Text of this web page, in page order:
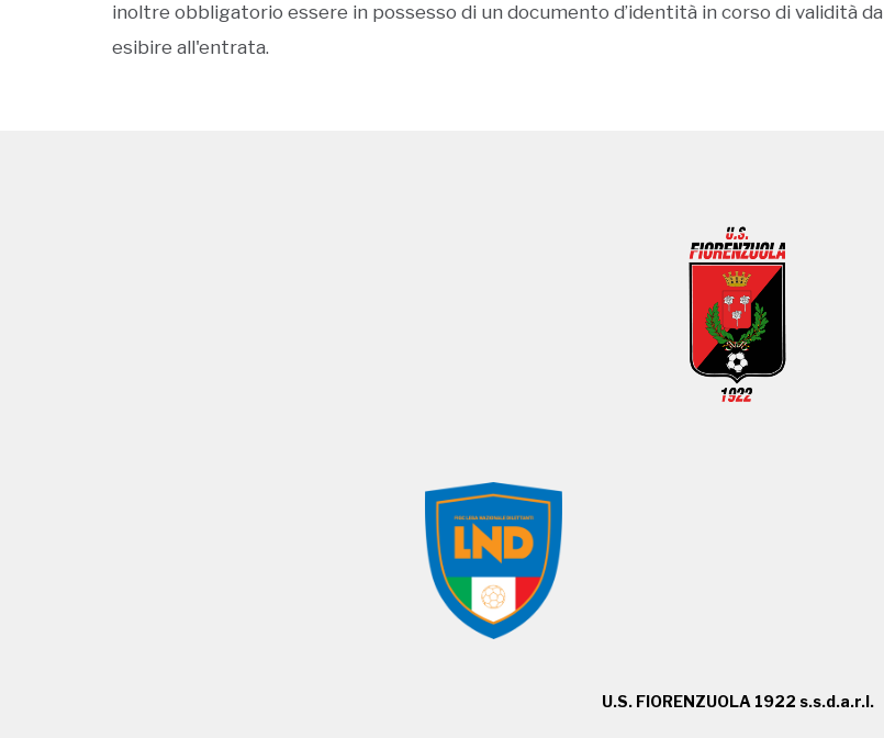
inoltre obbligatorio essere in possesso di un documento d’identità in corso di validità da
esibire all'entrata.
U.S. FIORENZUOLA 1922 s.s.d.a.r.l.